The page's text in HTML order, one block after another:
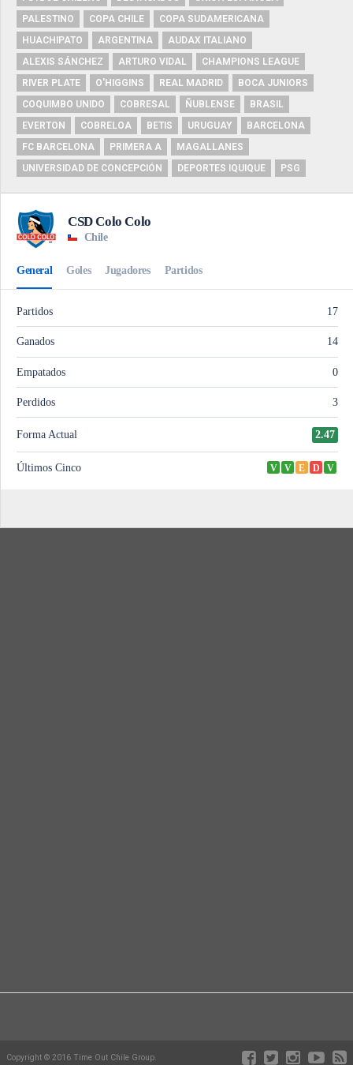
PALESTINO
COPA CHILE
COPA SUDAMERICANA
HUACHIPATO
ARGENTINA
AUDAX ITALIANO
ALEXIS SÁNCHEZ
ARTURO VIDAL
CHAMPIONS LEAGUE
RIVER PLATE
O'HIGGINS REAL MADRID
BOCA JUNIORS
COQUIMBO UNIDO
COBRESAL ÑUBLENSE
BRASIL
EVERTON
COBRELOA BETIS URUGUAY
BARCELONA
FC BARCELONA
PRIMERA A
MAGALLANES
UNIVERSIDAD DE CONCEPCIÓN
DEPORTES IQUIQUE PSG
Copyright © 2016 Time Out Chile Group.